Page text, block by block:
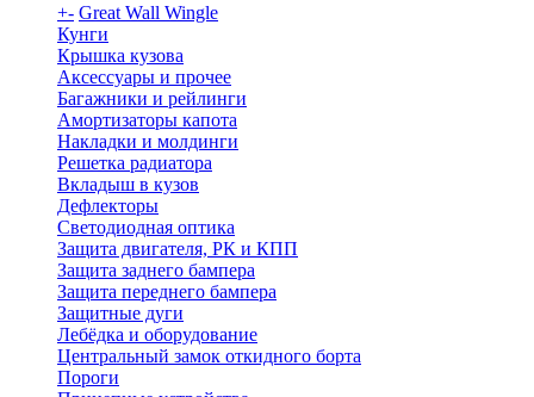
+- Great Wall Wingle
Кунги
Крышка кузова
Аксессуары и прочее
Багажники и рейлинги
Амортизаторы капота
Накладки и молдинги
Решетка радиатора
Вкладыш в кузов
Дефлекторы
Светодиодная оптика
Защита двигателя, РК и КПП
Защита заднего бампера
Защита переднего бампера
Защитные дуги
Лебёдка и оборудование
Центральный замок откидного борта
Пороги